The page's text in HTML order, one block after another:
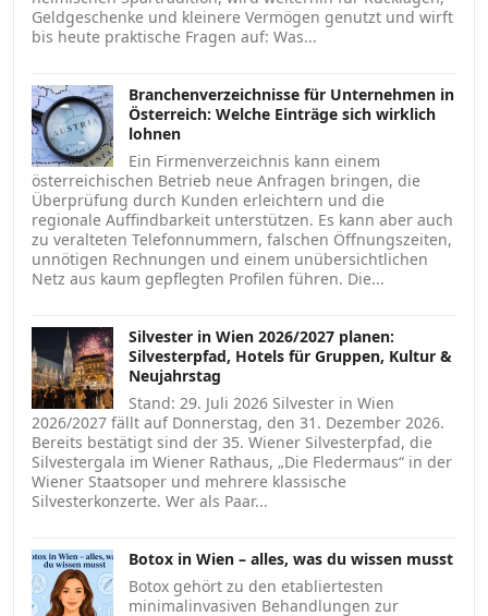
Geldgeschenke und kleinere Vermögen genutzt und wirft
bis heute praktische Fragen auf: Was...
Branchenverzeichnisse für Unternehmen in
Österreich: Welche Einträge sich wirklich
lohnen
Ein Firmenverzeichnis kann einem
österreichischen Betrieb neue Anfragen bringen, die
Überprüfung durch Kunden erleichtern und die
regionale Auffindbarkeit unterstützen. Es kann aber auch
zu veralteten Telefonnummern, falschen Öffnungszeiten,
unnötigen Rechnungen und einem unübersichtlichen
Netz aus kaum gepflegten Profilen führen. Die...
Silvester in Wien 2026/2027 planen:
Silvesterpfad, Hotels für Gruppen, Kultur &
Neujahrstag
Stand: 29. Juli 2026 Silvester in Wien
2026/2027 fällt auf Donnerstag, den 31. Dezember 2026.
Bereits bestätigt sind der 35. Wiener Silvesterpfad, die
Silvestergala im Wiener Rathaus, „Die Fledermaus“ in der
Wiener Staatsoper und mehrere klassische
Silvesterkonzerte. Wer als Paar...
Botox in Wien – alles, was du wissen musst
Botox gehört zu den etabliertesten
minimalinvasiven Behandlungen zur